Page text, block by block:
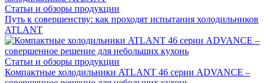
Статьи и обзоры продукции
Путь к совершенству: как проходят испытания холодильников
ATLANT
Статьи и обзоры продукции
Компактные холодильники ATLANT 46 серии ADVANCE –